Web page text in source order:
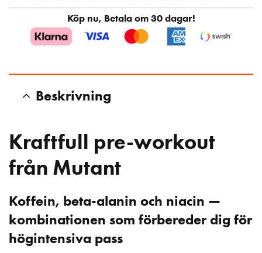
Köp nu, Betala om 30 dagar!
Beskrivning
Kraftfull pre-workout
från Mutant
Koffein, beta-alanin och niacin —
kombinationen som förbereder dig för
högintensiva pass